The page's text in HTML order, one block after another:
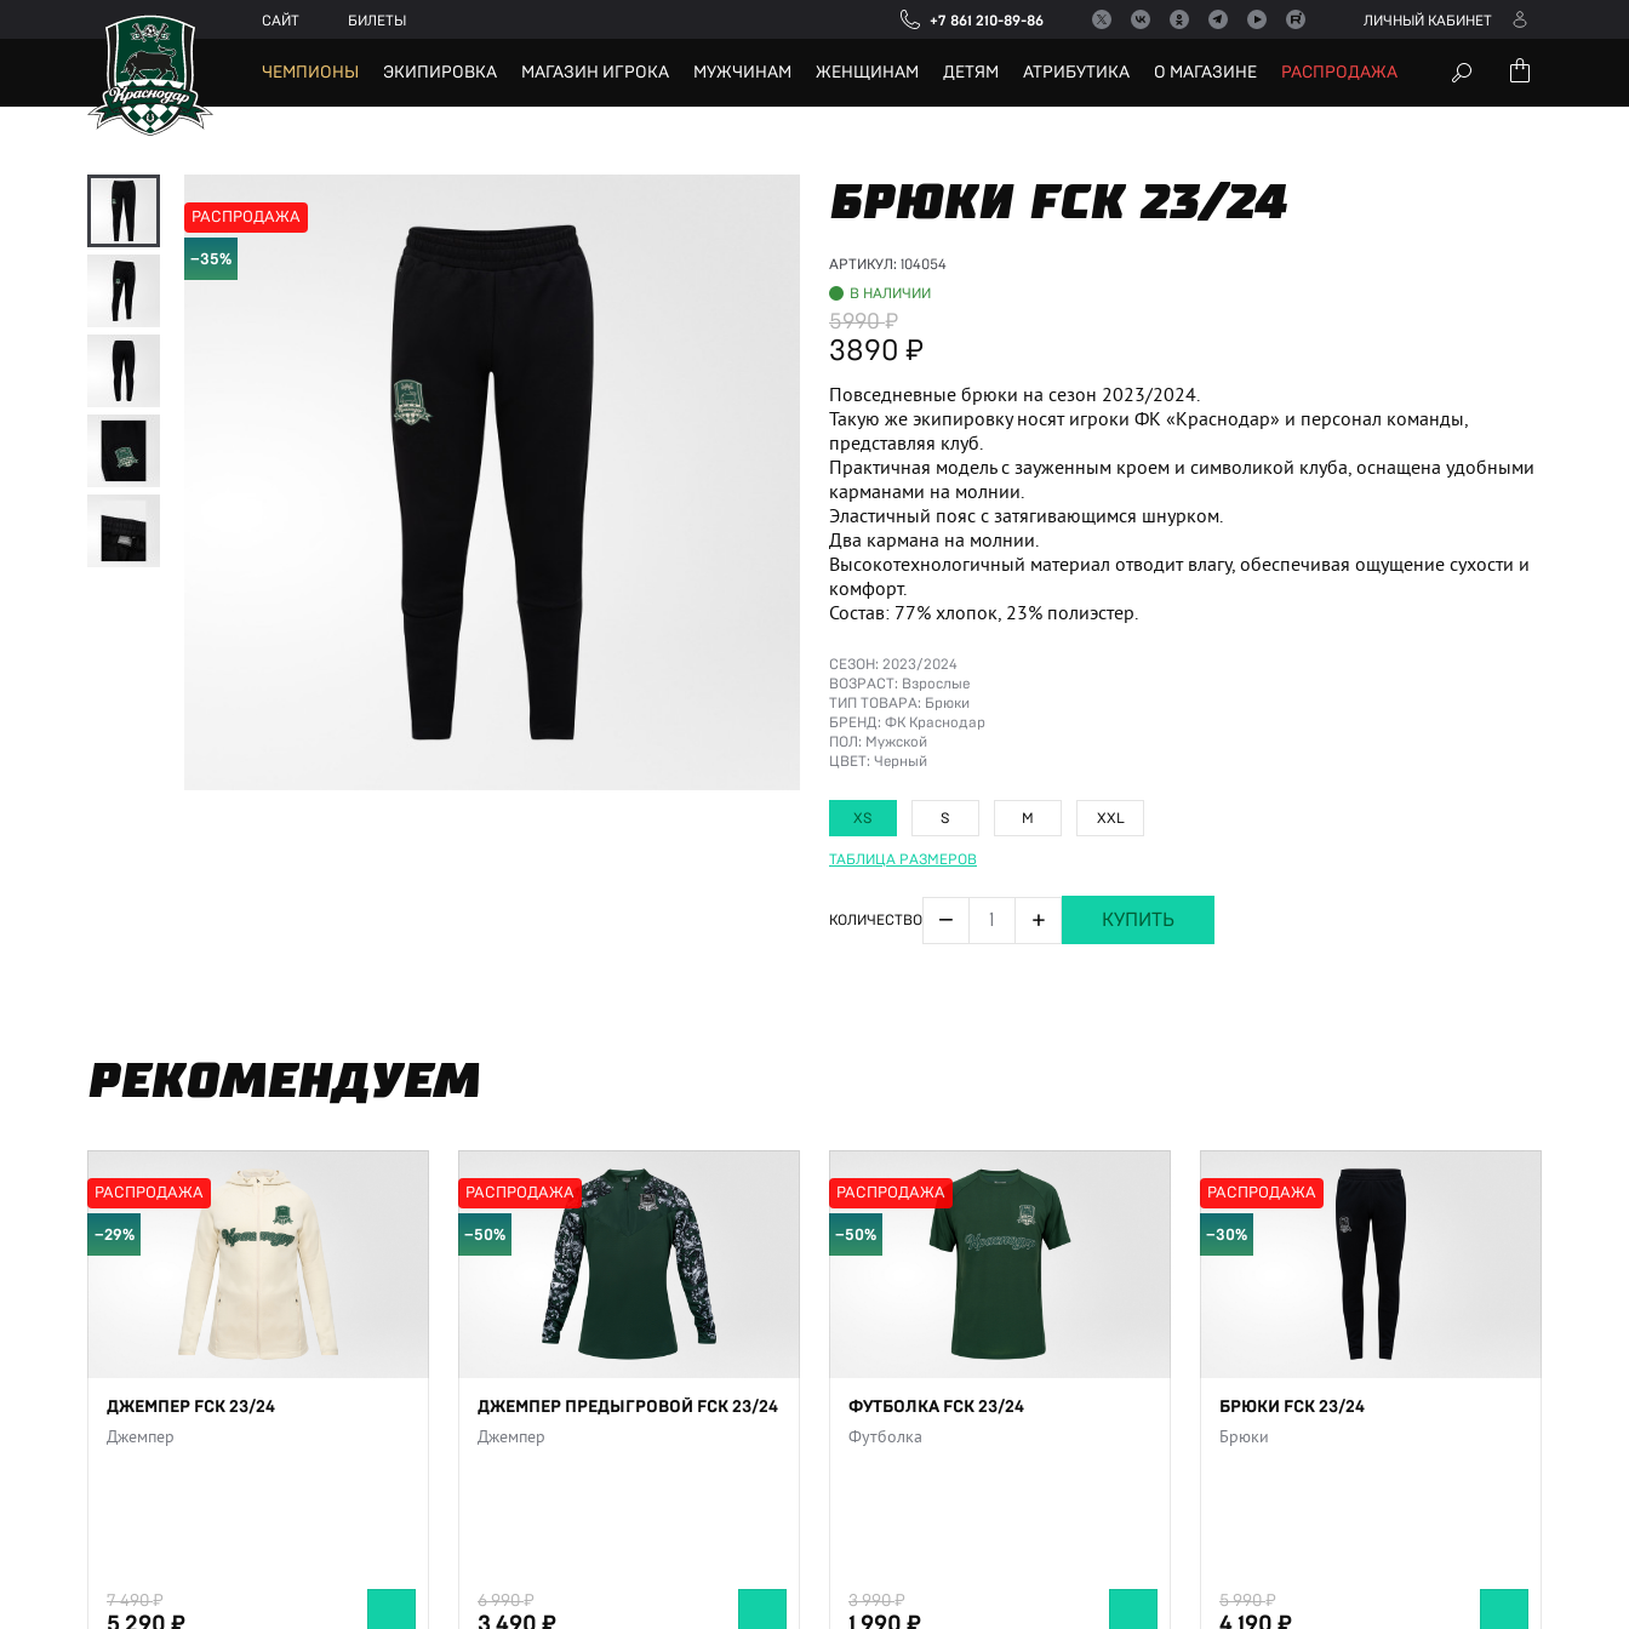
САЙТ БИЛЕТЫ +7 861 210-89-86 ЛИЧНЫЙ КАБИНЕТ
ЧЕМПИОНЫ ЭКИПИРОВКА МАГАЗИН ИГРОКА МУЖЧИНАМ ЖЕНЩИНАМ ДЕТЯМ АТРИБУТИКА О МАГАЗИНЕ РАСПРОДАЖА
РАСПРОДАЖА
−35%
БРЮКИ FCK 23/24
АРТИКУЛ: 104054
В НАЛИЧИИ
5990
3890
Повседневные брюки на сезон 2023/2024.
Такую же экипировку носят игроки ФК «Краснодар» и персонал команды,
представляя клуб.
Практичная модель с зауженным кроем и символикой клуба, оснащена удобными
карманами на молнии.
Эластичный пояс с затягивающимся шнурком.
Два кармана на молнии.
Высокотехнологичный материал отводит влагу, обеспечивая ощущение сухости и
комфорт.
Состав: 77% хлопок, 23% полиэстер.
СЕЗОН: 2023/2024
ВОЗРАСТ: Взрослые
ТИП ТОВАРА: Брюки
БРЕНД: ФК Краснодар
ПОЛ: Мужской
ЦВЕТ: Черный
XS S M XXL
ТАБЛИЦА РАЗМЕРОВ
КОЛИЧЕСТВО − + КУПИТЬ
РЕКОМЕНДУЕМ
РАСПРОДАЖА
−29%
ДЖЕМПЕР FCK 23/24
Джемпер
7 490
РАСПРОДАЖА
−50%
ДЖЕМПЕР ПРЕДЫГРОВОЙ FCK 23/24
Джемпер
6 990
РАСПРОДАЖА
−50%
ФУТБОЛКА FCK 23/24
Футболка
3 990
РАСПРОДАЖА
−30%
БРЮКИ FCK 23/24
Брюки
5 990